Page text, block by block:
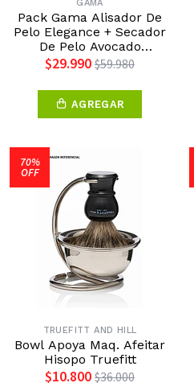
GAMA
Pack Gama Alisador De
Pelo Elegance + Secador
De Pelo Avocado
Macadamia
$29.990 $59.980
AGREGAR
70%
OFF
TRUEFITT AND HILL
Bowl Apoya Maq. Afeitar
Hisopo Truefitt
$10.800 $36.000